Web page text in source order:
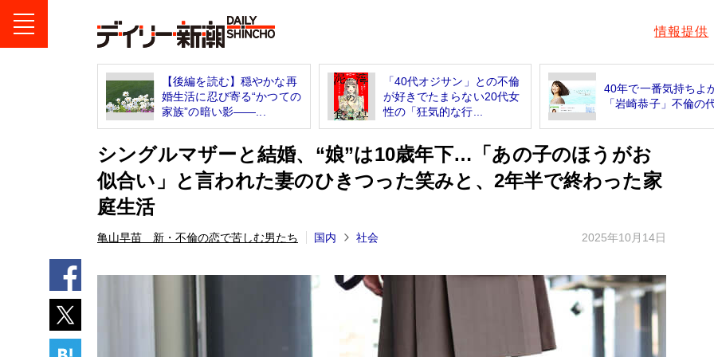
情報提供
【後編を読む】穏やかな再
婚生活に忍び寄る“かつての
家族”の暗い影――...
「40代オジサン」との不倫
が好きでたまらない20代女
性の「狂気的な行...
40年で一番気持ちよ
「岩崎恭子」不倫の
シングルマザーと結婚、“娘”は10歳年下…「あの子のほうがお
似合い」と言われた妻のひきつった笑みと、2年半で終わった家
庭生活
亀山早苗 新・不倫の恋で苦しむ男たち 国内 社会 2025年10月14日